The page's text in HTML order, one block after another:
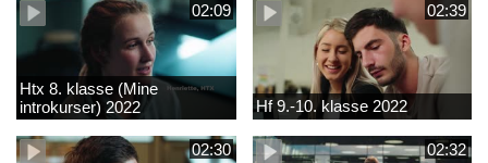
02:09
Htx 8. klasse (Mine
introkurser) 2022
02:39
Hf 9.-10. klasse 2022
02:30 02:32